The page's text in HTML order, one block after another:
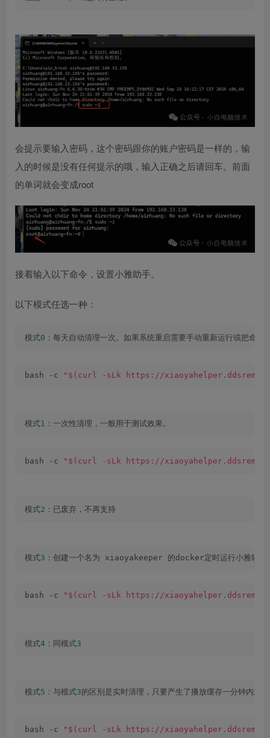
会提示要输入密码，这个密码跟你的账户密码是一样的，输
入的时候是没有任何提示的哦，输入正确之后请回车。前面
的单词就会变成root
接着输入以下命令，设置小雅助手。
以下模式任选一种：​​​​​​​
模式0 ：每天自动清理一次。如果系统重启需要手动重新运行或把命令
bash -c "$(curl -sLk https://
模式1 ：一次性清理，一般用于测试效果。
bash -c "$(curl -sLk https://
模式2 ：已废弃，不再支持
模式3 ：创建一个名为 xiaoyakeeper 的docker定时运行小雅转存
bash -c "$(curl -sLk https://
模式4 ：同模式3
模式5 ：与模式3的区别是实时清理，只要产生了播放缓存一分钟内立
bash -c "$(curl -sLk https://